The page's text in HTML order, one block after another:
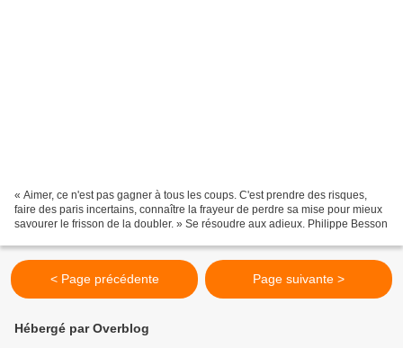
« Aimer, ce n'est pas gagner à tous les coups. C'est prendre des risques,
faire des paris incertains, connaître la frayeur de perdre sa mise pour mieux
savourer le frisson de la doubler. » Se résoudre aux adieux. Philippe Besson
< Page précédente Page suivante >
Hébergé par Overblog